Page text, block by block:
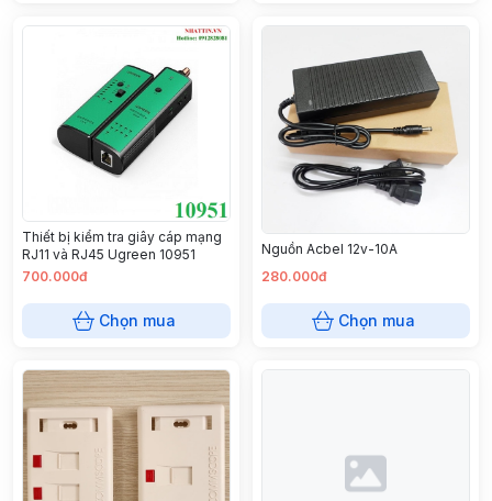
Thiết bị kiểm tra giây cáp mạng
RJ11 và RJ45 Ugreen 10951
700.000đ
Chọn mua
Nguồn Acbel 12v-10A
280.000đ
Chọn mua